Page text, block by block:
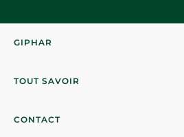
GIPHAR
TOUT SAVOIR
CONTACT